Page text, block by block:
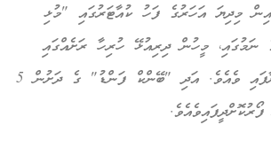
މިދިޔަ އަހަރުގެ ފަހު ކުއާޓަރުގައި "މުޅި
ނަމުގައި، މީހުން ދިރިއުޅޭ ހުރިހާ ރަށެއްގައި
އޭޓީއެމްގެ ޚިދުމަތް ފަށާފައި ވެއެވެ. އަދި "ބޭންކް ފަންޑު" ގެ ދަށުން 5